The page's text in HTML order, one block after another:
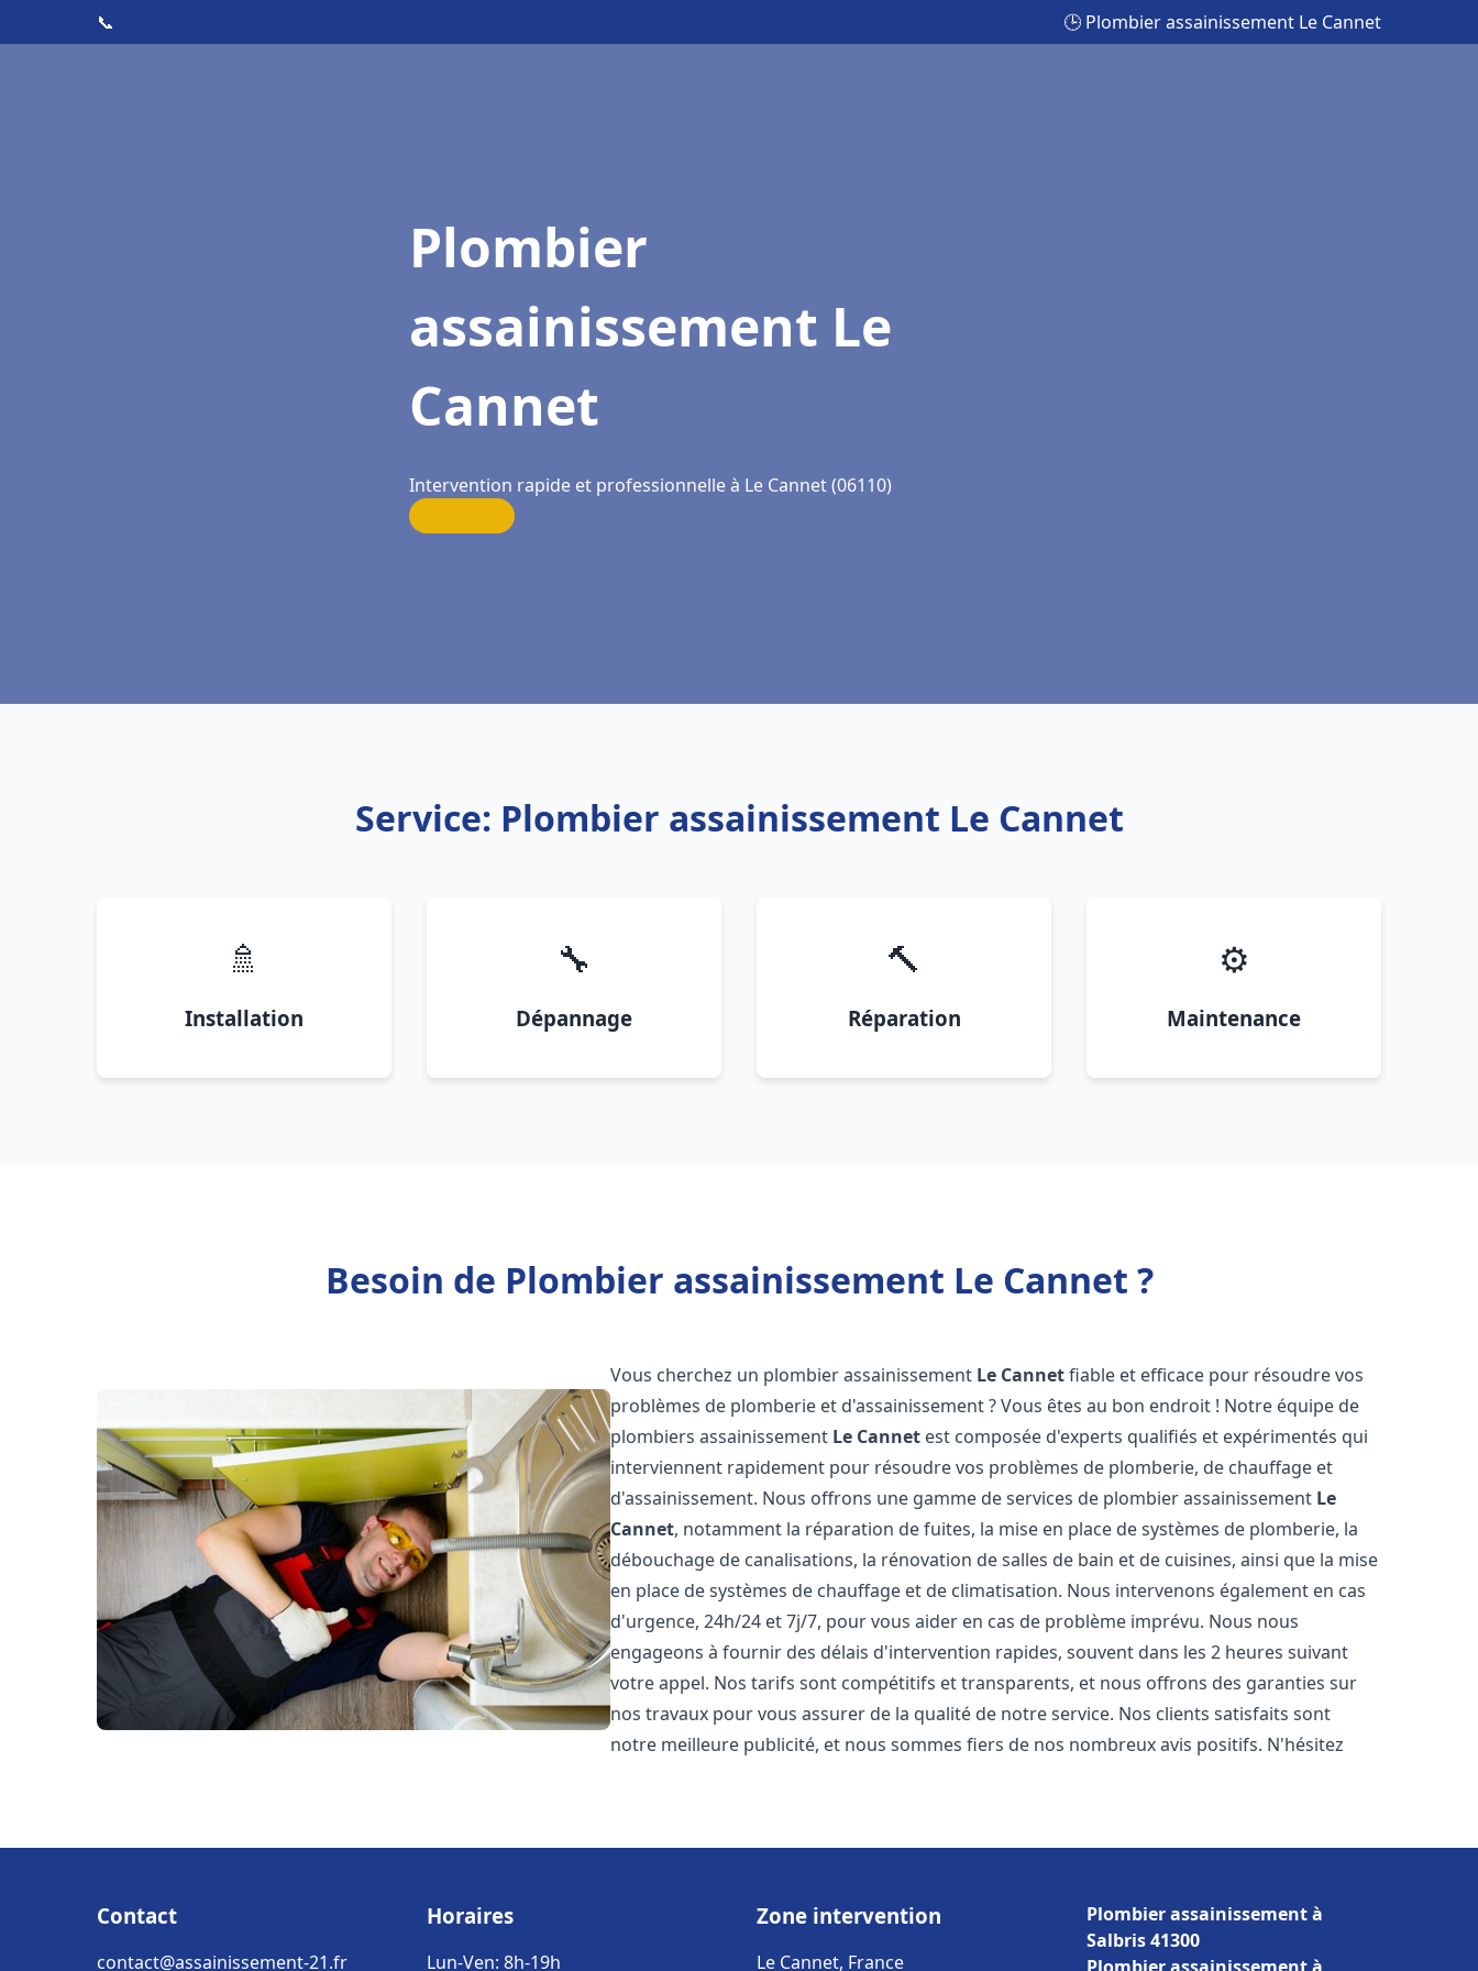
📞 🕒 Plombier assainissement Le Cannet
Plombier
assainissement Le
Cannet
Intervention rapide et professionnelle à Le Cannet (06110)
Service: Plombier assainissement Le Cannet
🚿
Installation
🔧
Dépannage
🔨
Réparation
⚙️
Maintenance
Besoin de Plombier assainissement Le Cannet ?
Vous cherchez un plombier assainissement Le Cannetfiable et efficace pour résoudre vos
problèmes de plomberie et d'assainissement ? Vous êtes au bon endroit ! Notre équipe de
plombiers assainissement Le Cannet est composée d'experts qualifiés et expérimentés qui
interviennent rapidement pour résoudre vos problèmes de plomberie, de chauffage et
d'assainissement. Nous offrons une gamme de services de plombier assainissement Le
Cannet, notamment la réparation de fuites, la mise en place de systèmes de plomberie, la
débouchage de canalisations, la rénovation de salles de bain et de cuisines, ainsi que la mise
en place de systèmes de chauffage et de climatisation. Nous intervenons également en cas
d'urgence, 24h/24 et 7j/7, pour vous aider en cas de problème imprévu. Nous nous
engageons à fournir des délais d'intervention rapides, souvent dans les 2 heures suivant
votre appel. Nos tarifs sont compétitifs et transparents, et nous offrons des garanties sur
nos travaux pour vous assurer de la qualité de notre service. Nos clients satisfaits sont
notre meilleure publicité, et nous sommes fiers de nos nombreux avis positifs. N'hésitez
Contact
contact@assainissement-21.fr
Horaires
Lun-Ven: 8h-19h
Zone intervention
Le Cannet, France
Plombier assainissement à
Salbris 41300